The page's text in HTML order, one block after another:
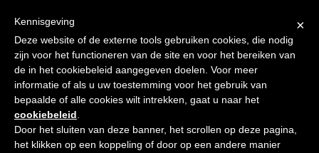
content
Afrekenen
Winkelmand Shop
Open
mobile
menu
Close
mobile
menu
×
Kennisgeving
Deze website of de externe tools gebruiken cookies, die nodig
zijn voor het functioneren van de site en voor het bereiken van
de in het cookiebeleid aangegeven doelen. Voor meer
informatie of als u uw toestemming voor het gebruik van
bepaalde of alle cookies wilt intrekken, gaat u naar het
cookiebeleid
Door het sluiten van deze banner, het scrollen op deze pagina,
het klikken op een koppeling of door op een andere manier